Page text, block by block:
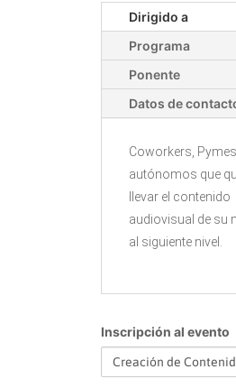
Dirigido a
Programa
Ponente
Datos de
Coworkers,
autónomos que
llevar el contenido
audiovisual de su
al siguiente nivel.
Inscripción al evento